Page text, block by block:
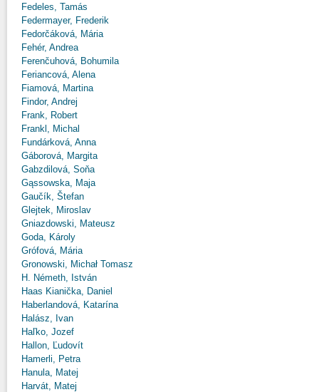
Fedeles, Tamás
Federmayer, Frederik
Fedorčáková, Mária
Fehér, Andrea
Ferenčuhová, Bohumila
Feriancová, Alena
Fiamová, Martina
Findor, Andrej
Frank, Robert
Frankl, Michal
Fundárková, Anna
Gáborová, Margita
Gabzdilová, Soňa
Gąssowska, Maja
Gaučík, Štefan
Glejtek, Miroslav
Gniazdowski, Mateusz
Goda, Károly
Grófová, Mária
Gronowski, Michał Tomasz
H. Németh, István
Haas Kianička, Daniel
Haberlandová, Katarína
Halász, Ivan
Haľko, Jozef
Hallon, Ľudovít
Hamerli, Petra
Hanula, Matej
Harvát, Matej